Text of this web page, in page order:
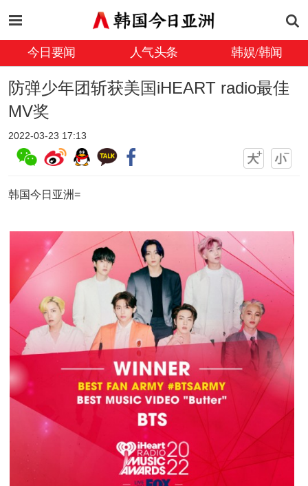
今日要闻 人气头条 韩娱/韩闻
防弹少年团斩获美国iHEART radio最佳
MV奖
2022-03-23 17:13
韩国今日亚洲=